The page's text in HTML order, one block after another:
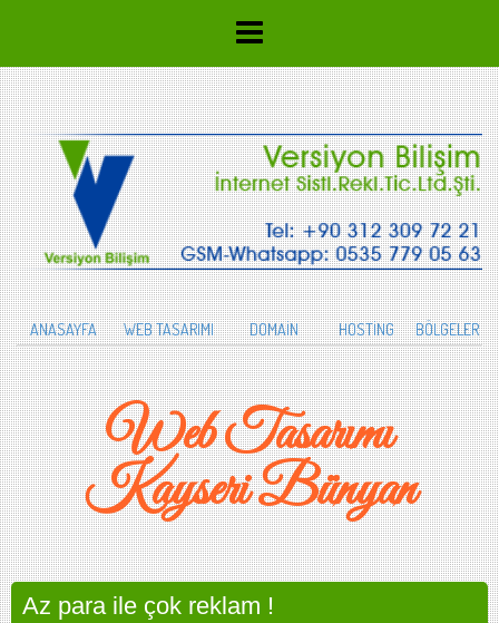
ANASAYFA WEB TASARIMI DOMAİN HOSTİNG BÖLGELER
Web Tasarımı
Kayseri Bünyan
Az para ile çok reklam !